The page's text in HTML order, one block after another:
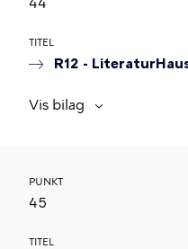
44
TITEL
R12 -
Vis bilag
PUNKT
45
TITEL